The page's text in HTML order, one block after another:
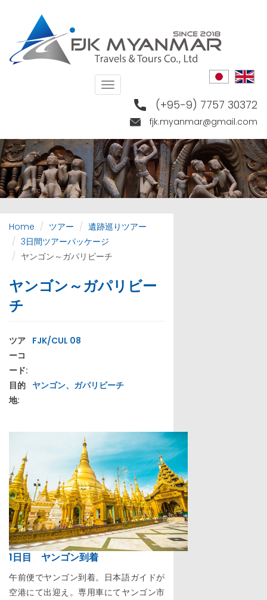
content
(+95-9) 7757 30372
fjk.myanmar@gmail.com
Toggle
navigation
Home ツアー
遺跡巡りツアー
3日間ツアーパッケージ
ヤンゴン～ガパリビーチ
ヤンゴン～ガパリビー
チ
ツア
ーコ
ード:
FJK/CUL 08
目的
地:
ヤンゴン、ガパリビーチ
1日目 ヤンゴン到着
午前便でヤンゴン到着。日本語ガイドが
空港にて出迎え。専用車にてヤンゴン市